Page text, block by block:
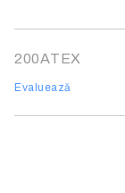
200ATEX
Evaluează